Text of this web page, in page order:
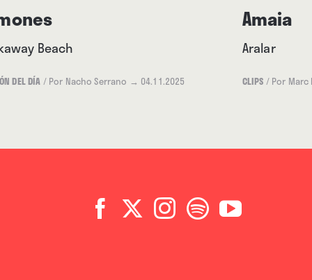
Beach
DEL DÍA / Por Nacho Serrano → 04.11.2025
Amaia
Aralar
CLIPS / Por